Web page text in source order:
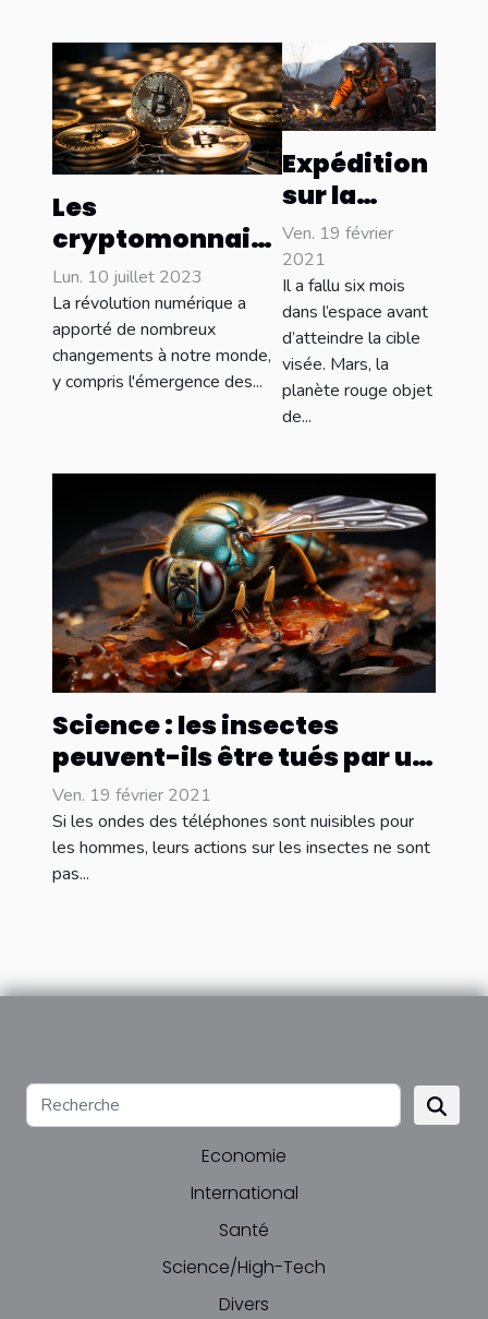
Les
cryptomonnaies
et
l'environnement
: Une question de
consommation
d'énergie
Lun. 10 juillet 2023
La révolution numérique a
apporté de nombreux
changements à notre monde,
y compris l'émergence des...
Expédition
sur la
planète
Mars : la
NASA et la
Chine
sortent
des grands
moyens
Ven. 19 février
2021
Il a fallu six mois
dans l’espace avant
d’atteindre la cible
visée. Mars, la
planète rouge objet
de...
Science : les insectes
peuvent-ils être tués par un
smartphone ?
Ven. 19 février 2021
Si les ondes des téléphones sont nuisibles pour
les hommes, leurs actions sur les insectes ne sont
pas...
Economie
International
Santé
Science/High-Tech
Divers